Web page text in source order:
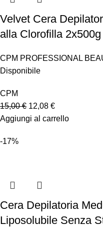
Velvet Cera
alla Clorofilla 2x500g
CPM PROFESSIONAL
Disponibile
CPM
15,00€ 12,08 €
Aggiungi al carrello
-17%
Cera Depilatoria
Liposolubile Senza